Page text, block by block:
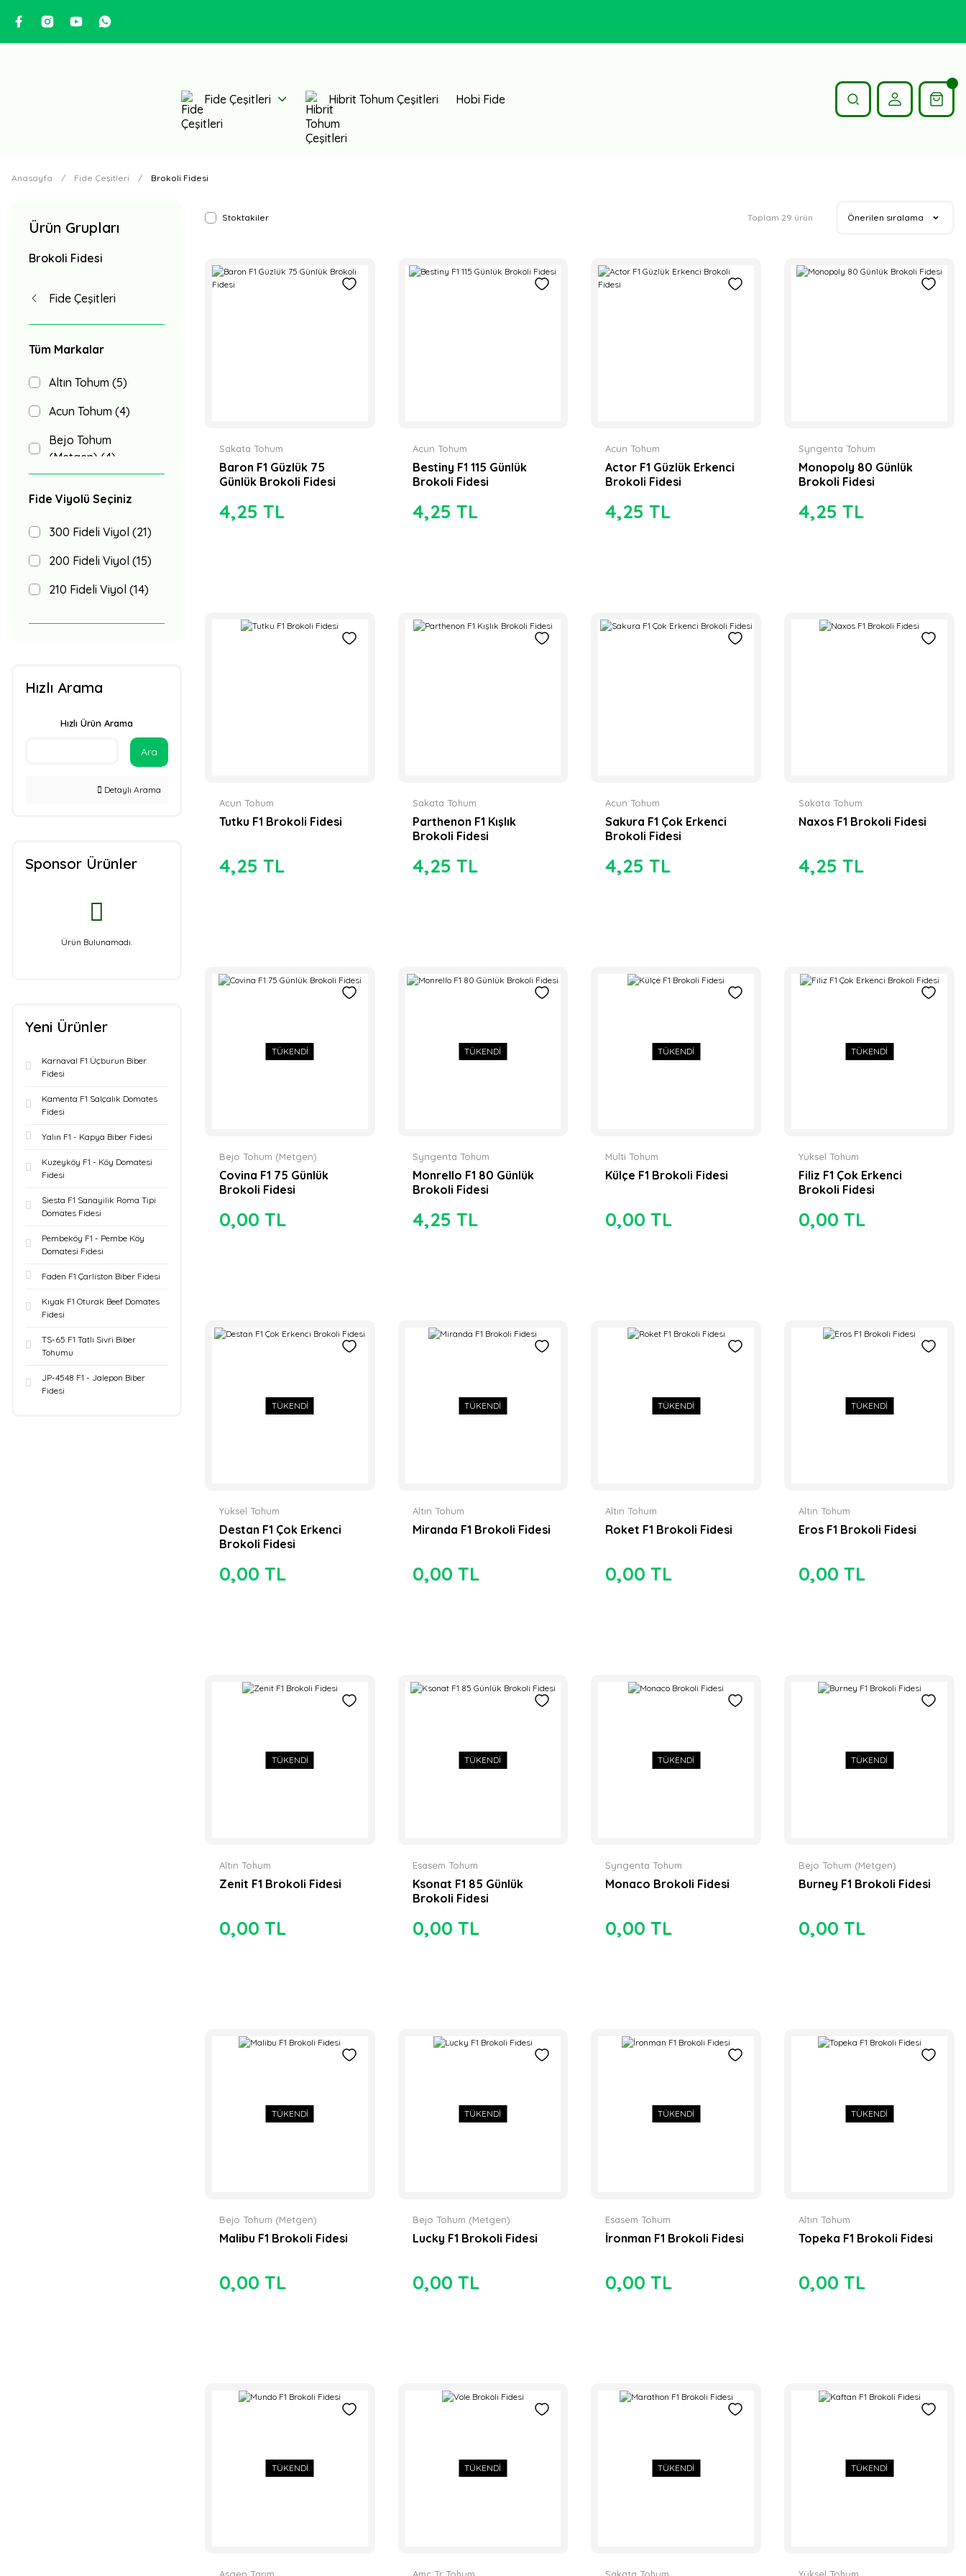
Fide Çeşitleri Hibrit Tohum Çeşitleri Hobi Fide
Anasayfa Fide Çeşitleri Brokoli Fidesi
Ürün Grupları
Brokoli Fidesi
Fide Çeşitleri
Tüm Markalar
Altın Tohum (5)
Acun Tohum (4)
Bejo Tohum
(Metgen) (4)
Fide Viyolü Seçiniz
300 Fideli Viyol (21)
200 Fideli Viyol (15)
210 Fideli Viyol (14)
Viyol (1)
216 Fideli Viyol (1)
Hızlı Arama
Hızlı Ürün Arama
Ara
Detaylı Arama
Sponsor Ürünler
Ürün Bulunamadı.
Yeni Ürünler
Karnaval F1 Üçburun Biber
Fidesi
Kamenta F1 Salçalık Domates
Fidesi
Yalın F1 - Kapya Biber Fidesi
Kuzeyköy F1 - Köy Domatesi
Fidesi
Siesta F1 Sanayilik Roma Tipi
Domates Fidesi
Pembeköy F1 - Pembe Köy
Domatesi Fidesi
Faden F1 Çarliston Biber Fidesi
Kıyak F1 Oturak Beef Domates
Fidesi
TS-65 F1 Tatlı Sivri Biber
Tohumu
JP-4548 F1 - Jalepon Biber
Fidesi
Stoktakiler Toplam 29 ürün
Sakata Tohum
Baron F1 Güzlük 75
Günlük Brokoli Fidesi
4,25 TL
Acun Tohum
Bestiny F1 115 Günlük
Brokoli Fidesi
4,25 TL
Acun Tohum
Actor F1 Güzlük Erkenci
Brokoli Fidesi
4,25 TL
Syngenta Tohum
Monopoly 80 Günlük
Brokoli Fidesi
4,25 TL
Acun Tohum
Tutku F1 Brokoli Fidesi
4,25 TL
Sakata Tohum
Parthenon F1 Kışlık
Brokoli Fidesi
4,25 TL
Acun Tohum
Sakura F1 Çok Erkenci
Brokoli Fidesi
4,25 TL
Sakata Tohum
Naxos F1 Brokoli Fidesi
4,25 TL
TÜKENDİ
Bejo Tohum (Metgen)
Covina F1 75 Günlük
Brokoli Fidesi
0,00 TL
TÜKENDİ
Syngenta Tohum
Monrello F1 80 Günlük
Brokoli Fidesi
4,25 TL
TÜKENDİ
Multi Tohum
Külçe F1 Brokoli Fidesi
0,00 TL
TÜKENDİ
Yüksel Tohum
Filiz F1 Çok Erkenci
Brokoli Fidesi
0,00 TL
TÜKENDİ
Yüksel Tohum
Destan F1 Çok Erkenci
Brokoli Fidesi
0,00 TL
TÜKENDİ
Altın Tohum
Miranda F1 Brokoli Fidesi
0,00 TL
TÜKENDİ
Altın Tohum
Roket F1 Brokoli Fidesi
0,00 TL
TÜKENDİ
Altın Tohum
Eros F1 Brokoli Fidesi
0,00 TL
TÜKENDİ
Altın Tohum
Zenit F1 Brokoli Fidesi
0,00 TL
TÜKENDİ
Esasem Tohum
Ksonat F1 85 Günlük
Brokoli Fidesi
0,00 TL
TÜKENDİ
Syngenta Tohum
Monaco Brokoli Fidesi
0,00 TL
TÜKENDİ
Bejo Tohum (Metgen)
Burney F1 Brokoli Fidesi
0,00 TL
TÜKENDİ
Bejo Tohum (Metgen)
Malibu F1 Brokoli Fidesi
0,00 TL
TÜKENDİ
Bejo Tohum (Metgen)
Lucky F1 Brokoli Fidesi
0,00 TL
TÜKENDİ
Esasem Tohum
İronman F1 Brokoli Fidesi
0,00 TL
TÜKENDİ
Altın Tohum
Topeka F1 Brokoli Fidesi
0,00 TL
TÜKENDİ
Asgen Tarım
TÜKENDİ
Amc Tr Tohum
TÜKENDİ
Sakata Tohum
TÜKENDİ
Yüksel Tohum